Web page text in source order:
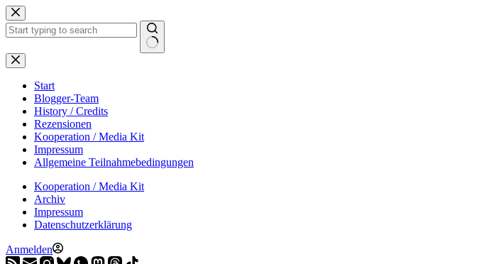
Zum
Inhalt
springen
Start
Blogger-Team
History / Credits
Rezensionen
Kooperation / Media Kit
Impressum
Allgemeine Teilnahmebedingungen
Kooperation / Media Kit
Archiv
Impressum
Datenschutzerklärung
Anmelden